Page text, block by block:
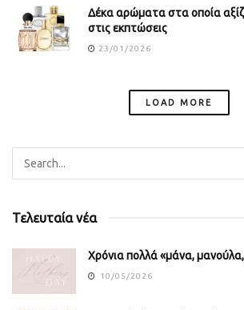
Δέκα αρώματα στα οποία
στις εκπτώσεις
23/01/2026
LOAD MORE
Τελευταία νέα
Χρόνια πολλά «μάνα,
10/05/2026